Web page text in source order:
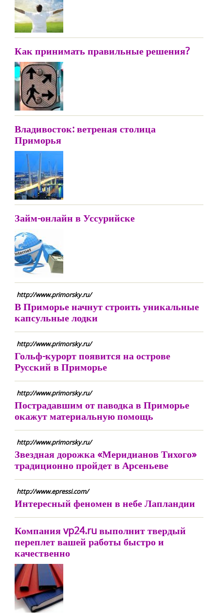
Как принимать правильные решения?
Владивосток: ветреная столица
Приморья
Займ-онлайн в Уссурийске
http://www.primorsky.ru/
В Приморье начнут строить уникальные
капсульные лодки
http://www.primorsky.ru/
Гольф-курорт появится на острове
Русский в Приморье
http://www.primorsky.ru/
Пострадавшим от паводка в Приморье
окажут материальную помощь
http://www.primorsky.ru/
Звездная дорожка «Меридианов Тихого»
традиционно пройдет в Арсеньеве
http://www.epressi.com/
Интересный феномен в небе Лапландии
Компания vp24.ru выполнит твердый
переплет вашей работы быстро и
качественно